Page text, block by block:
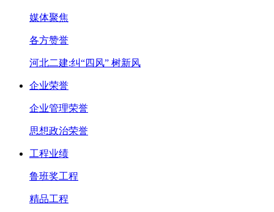
媒体聚焦
各方赞誉
河北二建:纠“四风” 树新风
企业荣誉
企业管理荣誉
思想政治荣誉
工程业绩
鲁班奖工程
精品工程